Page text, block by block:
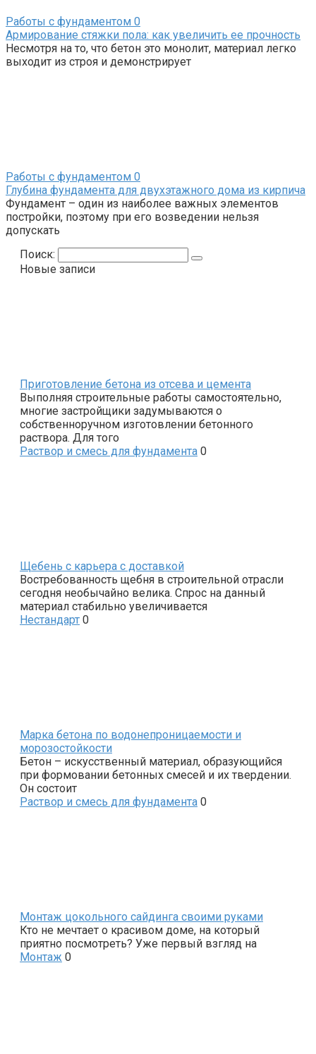
Работы с фундаментом 0
Армирование стяжки пола: как увеличить ее прочность
Несмотря на то, что бетон это монолит, материал легко
выходит из строя и демонстрирует
Работы с фундаментом 0
Глубина фундамента для двухэтажного дома из кирпича
Фундамент – один из наиболее важных элементов
постройки, поэтому при его возведении нельзя
допускать
Поиск:
Новые записи
Приготовление бетона из отсева и цемента
Выполняя строительные работы самостоятельно,
многие застройщики задумываются о
собственноручном изготовлении бетонного
раствора. Для того
Раствор и смесь для фундамента 0
Щебень с карьера с доставкой
Востребованность щебня в строительной отрасли
сегодня необычайно велика. Спрос на данный
материал стабильно увеличивается
Нестандарт 0
Марка бетона по водонепроницаемости и
морозостойкости
Бетон – искусственный материал, образующийся
при формовании бетонных смесей и их твердении.
Он состоит
Раствор и смесь для фундамента 0
Монтаж цокольного сайдинга своими руками
Кто не мечтает о красивом доме, на который
приятно посмотреть? Уже первый взгляд на
Монтаж 0